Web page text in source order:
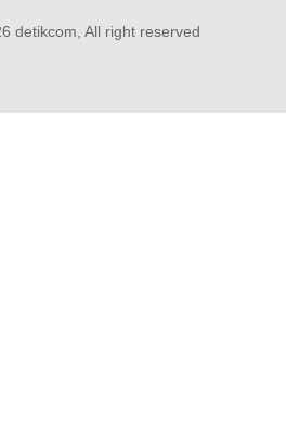
detikcom, All right reserved